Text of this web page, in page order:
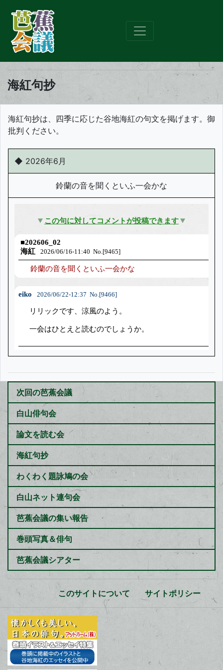
海紅句抄
海紅句抄は、四季に応じた谷地海紅の句文を掲げます。御
批判ください。
◆ 2026年6月
鈴蘭の音を聞くといふ一会かな
次回の芭蕉会議
白山俳句会
論文を読む会
海紅句抄
わくわく題詠鳩の会
白山ネット連句会
芭蕉会議の集い報告
巻頭写真＆俳句
芭蕉会議シアター
このサイトについて サイトポリシー